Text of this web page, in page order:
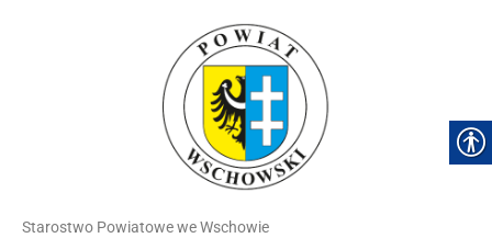
Starostwo Powiatowe we Wschowie